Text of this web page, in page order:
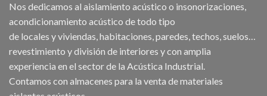
Nos dedicamos al aislamiento acústico o insonorizaciones,
acondicionamiento acústico de todo tipo
de locales yviviendas, habitaciones,paredes,techos, suelos…
revestimiento y división de interiores y con amplia
experiencia en el sector de la Acústica Industrial.
Contamos con almacenes para la venta demateriales